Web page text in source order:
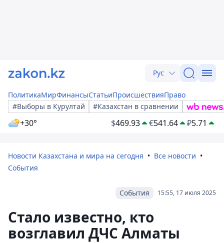
Рус
ПолитикаМирФинансыСтатьиПроисшествияПраво
#Выборы в Курултай
#Казахстан в сравнении
+30° $469.93 €541.64 ₽5.71
Новости Казахстана и мира на сегодня
Все новости
События
15:55, 17 июля 2025
События
Стало известно, кто
возглавил ДЧС Алматы